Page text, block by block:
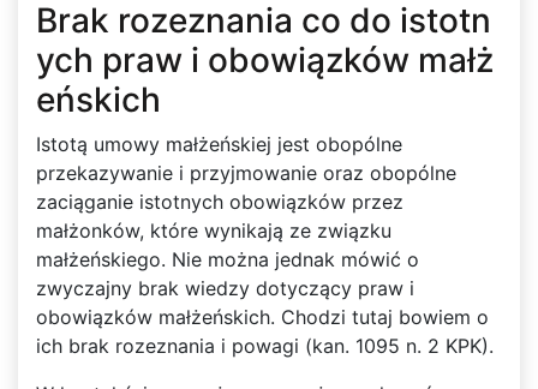
Brak rozeznania co do istotn
ych praw i obowiązków małż
eńskich
Istotą umowy małżeńskiej jest obopólne
przekazywanie i przyjmowanie oraz obopólne
zaciąganie istotnych obowiązków przez
małżonków, które wynikają ze związku
małżeńskiego. Nie można jednak mówić o
zwyczajny brak wiedzy dotyczący praw i
obowiązków małżeńskich. Chodzi tutaj bowiem o
ich brak rozeznania i powagi (kan. 1095 n. 2 KPK).